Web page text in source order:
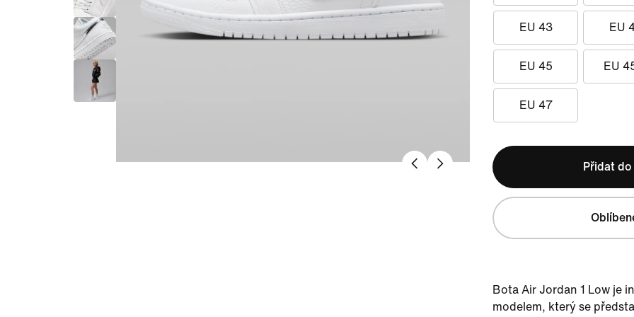
EU 43 EU
EU 45 EU
EU 47
Přidat
Bota Air Jordan 1 Low je
modelem, který se